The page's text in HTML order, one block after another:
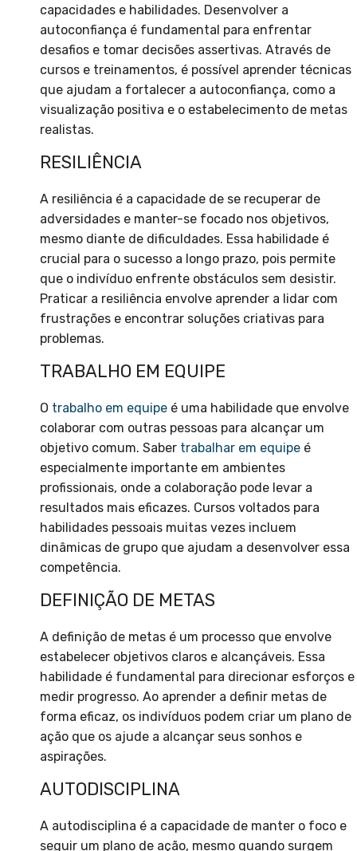
capacidades e habilidades. Desenvolver a
autoconfiança é fundamental para enfrentar
desafios e tomar decisões assertivas. Através de
cursos e treinamentos, é possível aprender técnicas
que ajudam a fortalecer a autoconfiança, como a
visualização positiva e o estabelecimento de metas
realistas.
RESILIÊNCIA
A resiliência é a capacidade de se recuperar de
adversidades e manter-se focado nos objetivos,
mesmo diante de dificuldades. Essa habilidade é
crucial para o sucesso a longo prazo, pois permite
que o indivíduo enfrente obstáculos sem desistir.
Praticar a resiliência envolve aprender a lidar com
frustrações e encontrar soluções criativas para
problemas.
TRABALHO EM EQUIPE
O trabalho em equipe é uma habilidade que envolve
colaborar com outras pessoas para alcançar um
objetivo comum. Saber trabalhar em equipe é
especialmente importante em ambientes
profissionais, onde a colaboração pode levar a
resultados mais eficazes. Cursos voltados para
habilidades pessoais muitas vezes incluem
dinâmicas de grupo que ajudam a desenvolver essa
competência.
DEFINIÇÃO DE METAS
A definição de metas é um processo que envolve
estabelecer objetivos claros e alcançáveis. Essa
habilidade é fundamental para direcionar esforços e
medir progresso. Ao aprender a definir metas de
forma eficaz, os indivíduos podem criar um plano de
ação que os ajude a alcançar seus sonhos e
aspirações.
AUTODISCIPLINA
A autodisciplina é a capacidade de manter o foco e
seguir um plano de ação, mesmo quando surgem